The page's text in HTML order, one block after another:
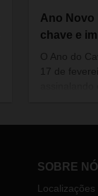
Ano Novo
chave e
O Ano do
17 de
celebrações.
SOBRE
Localizações